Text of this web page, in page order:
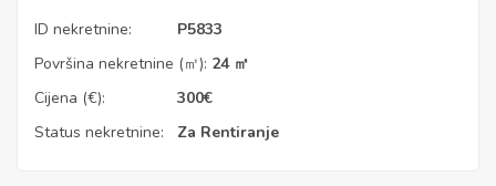
ID nekretnine:
P5833
Površina nekretnine (㎡): 24 ㎡
Cijena (€):
300€
Status nekretnine:
Za Rentiranje